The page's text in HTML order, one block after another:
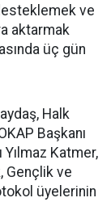
ve
aktarmak
üç gün
Halk
Başkanı
Yılmaz Katmer,
Gençlik ve
üyelerinin